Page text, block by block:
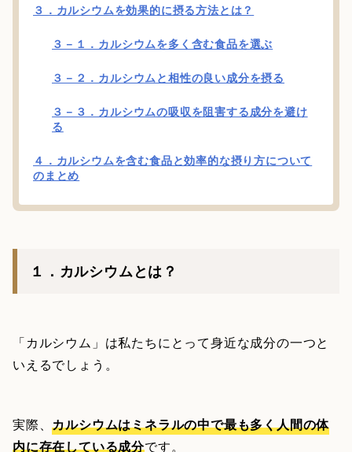
３．カルシウムを効果的に摂る方法とは？
３－１．カルシウムを多く含む食品を選ぶ
３－２．カルシウムと相性の良い成分を摂る
３－３．カルシウムの吸収を阻害する成分を避け
る
４．カルシウムを含む食品と効率的な摂り方について
のまとめ
１．カルシウムとは？
「カルシウム」は私たちにとって身近な成分の一つと
いえるでしょう。
実際、カルシウムはミネラルの中で最も多く人間の体
内に存在している成分です。